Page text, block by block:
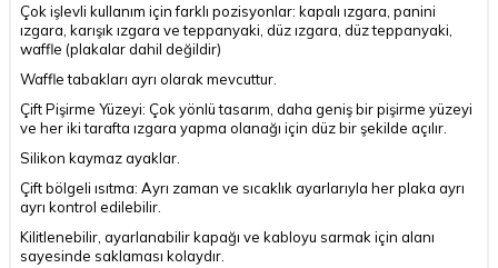
Çok işlevli kullanım için farklı pozisyonlar: kapalı ızgara, panini
ızgara, karışık ızgara ve teppanyaki, düz ızgara, düz teppanyaki,
waffle (plakalar dahil değildir)
Waffle tabakları ayrı olarak mevcuttur.
Çift Pişirme Yüzeyi: Çok yönlü tasarım, daha geniş bir pişirme yüzeyi
ve her iki tarafta ızgara yapma olanağı için düz bir şekilde açılır.
Silikon kaymaz ayaklar.
Çift bölgeli ısıtma: Ayrı zaman ve sıcaklık ayarlarıyla her plaka ayrı
ayrı kontrol edilebilir.
Kilitlenebilir, ayarlanabilir kapağı ve kabloyu sarmak için alanı
sayesinde saklaması kolaydır.